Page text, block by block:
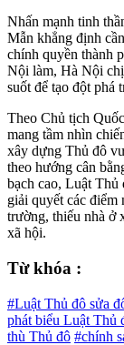
Nhấn mạnh tinh
Mẫn khẳng định
chính quyền thành
Nội làm, Hà Nội
suốt để tạo đột phá
Theo Chủ tịch
mang tầm nhìn
xây dựng Thủ đô
theo hướng cân
bạch cao, Luật Thủ
giải quyết các điểm
trường, thiếu nhà ở
xã hội.
Từ khóa :
#Luật Thủ đô sửa
phát biểu Luật Thủ
thù Thủ đô #chính